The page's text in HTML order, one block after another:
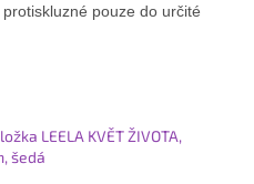
pouze do určité
LEELA KVĚT ŽIVOTA,
šedá